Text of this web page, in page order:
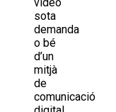
vídeo
sota
demanda
o bé
d’un
mitjà
de
comunicació